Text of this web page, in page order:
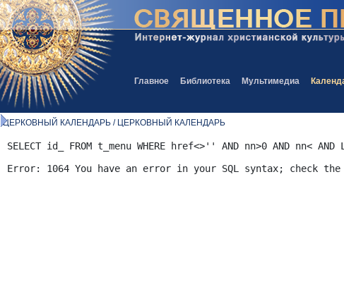
Главное Библиотека Мультимедиа
ЦЕРКОВНЫЙ КАЛЕНДАРЬ / ЦЕРКОВНЫЙ КАЛЕНДАРЬ
SELECT id_ FROM t_menu WHERE href<>'' AND nn>0 AND nn<